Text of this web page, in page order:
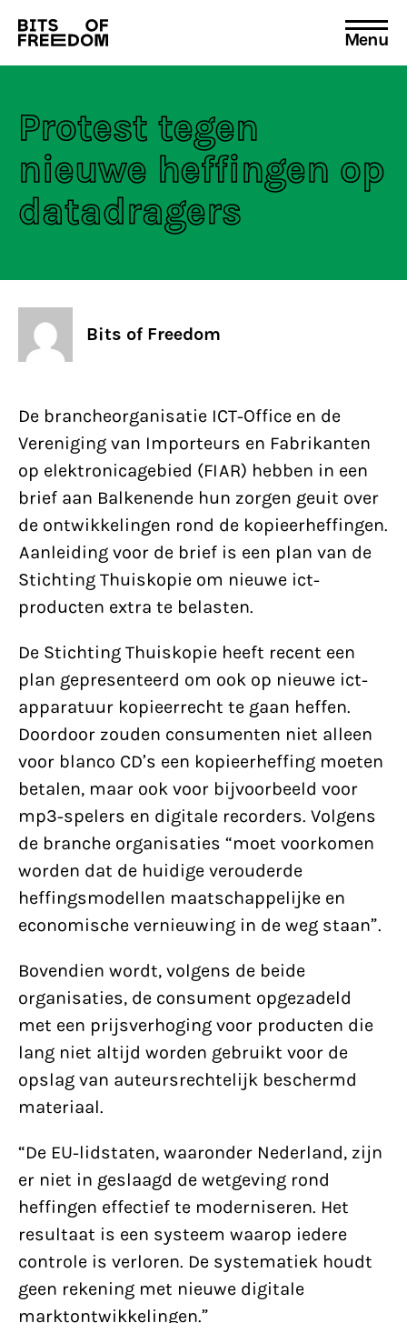
Search
for:
Menu
Protest tegen
nieuwe heffingen op
datadragers
Bits of Freedom
De brancheorganisatie ICT-Office en de
Vereniging van Importeurs en Fabrikanten
op elektronicagebied (FIAR) hebben in een
brief aan Balkenende hun zorgen geuit over
de ontwikkelingen rond de kopieerheffingen.
Aanleiding voor de brief is een plan van de
Stichting Thuiskopie om nieuwe ict-
producten extra te belasten.
De Stichting Thuiskopie heeft recent een
plan gepresenteerd om ook op nieuwe ict-
apparatuur kopieerrecht te gaan heffen.
Doordoor zouden consumenten niet alleen
voor blanco CD’s een kopieerheffing moeten
betalen, maar ook voor bijvoorbeeld voor
mp3-spelers en digitale recorders. Volgens
de branche organisaties “moet voorkomen
worden dat de huidige verouderde
heffingsmodellen maatschappelijke en
economische vernieuwing in de weg staan”.
Bovendien wordt, volgens de beide
organisaties, de consument opgezadeld
met een prijsverhoging voor producten die
lang niet altijd worden gebruikt voor de
opslag van auteursrechtelijk beschermd
materiaal.
“De EU-lidstaten, waaronder Nederland, zijn
er niet in geslaagd de wetgeving rond
heffingen effectief te moderniseren. Het
resultaat is een systeem waarop iedere
controle is verloren. De systematiek houdt
geen rekening met nieuwe digitale
marktontwikkelingen.”